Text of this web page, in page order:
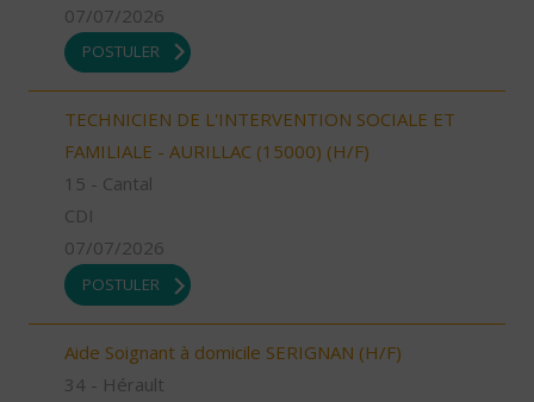
07/07/2026
POSTULER
TECHNICIEN DE L'INTERVENTION SOCIALE ET
FAMILIALE - AURILLAC (15000) (H/F)
15 - Cantal
CDI
07/07/2026
POSTULER
Aide Soignant à domicile SERIGNAN (H/F)
34 - Hérault